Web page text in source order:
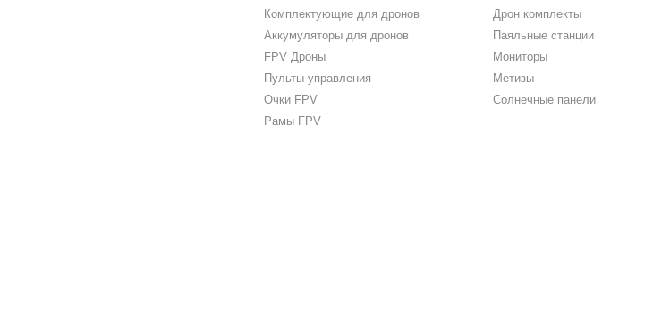
Комплектующие для дронов
Аккумуляторы для дронов
FPV Дроны
Пульты управления
Очки FPV
Рамы FPV
Дрон комплекты
Паяльные станции
Мониторы
Метизы
Солнечные панели